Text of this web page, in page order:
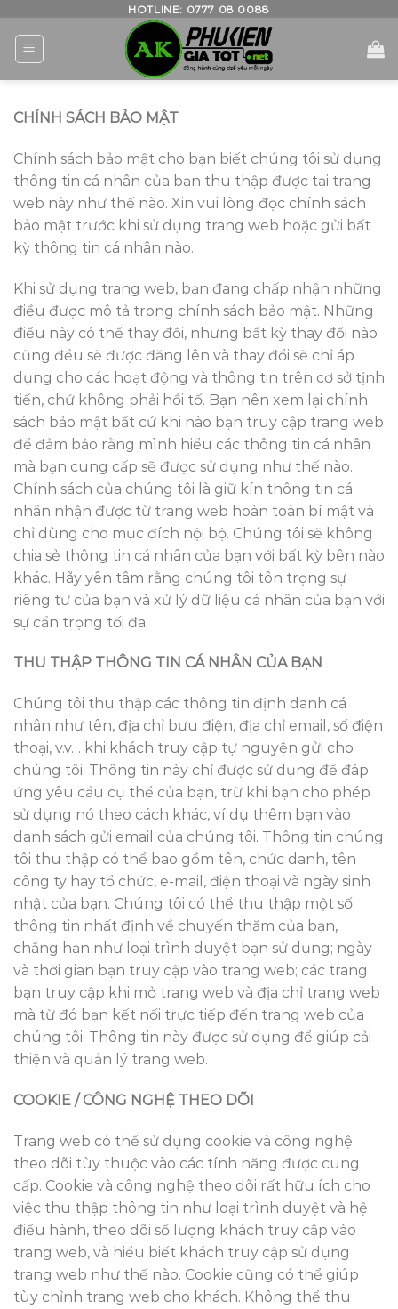
content
HOTLINE: 0777 08 0088
CHÍNH SÁCH BẢO MẬT
Chính sách bảo mật cho bạn biết chúng tôi sử dụng
thông tin cá nhân của bạn thu thập được tại trang
web này như thế nào. Xin vui lòng đọc chính sách
bảo mật trước khi sử dụng trang web hoặc gửi bất
kỳ thông tin cá nhân nào.
Khi sử dụng trang web, bạn đang chấp nhận những
điều được mô tả trong chính sách bảo mật. Những
điều này có thể thay đổi, nhưng bất kỳ thay đổi nào
cũng đều sẽ được đăng lên và thay đổi sẽ chỉ áp
dụng cho các hoạt động và thông tin trên cơ sở tịnh
tiến, chứ không phải hồi tố. Bạn nên xem lại chính
sách bảo mật bất cứ khi nào bạn truy cập trang web
để đảm bảo rằng mình hiểu các thông tin cá nhân
mà bạn cung cấp sẽ được sử dụng như thế nào.
Chính sách của chúng tôi là giữ kín thông tin cá
nhân nhận được từ trang web hoàn toàn bí mật và
chỉ dùng cho mục đích nội bộ. Chúng tôi sẽ không
chia sẻ thông tin cá nhân của bạn với bất kỳ bên nào
khác. Hãy yên tâm rằng chúng tôi tôn trọng sự
riêng tư của bạn và xử lý dữ liệu cá nhân của bạn với
sự cẩn trọng tối đa.
THU THẬP THÔNG TIN CÁ NHÂN CỦA BẠN
Chúng tôi thu thập các thông tin định danh cá
nhân như tên, địa chỉ bưu điện, địa chỉ email, số điện
thoại, v.v… khi khách truy cập tự nguyện gửi cho
chúng tôi. Thông tin này chỉ được sử dụng để đáp
ứng yêu cầu cụ thể của bạn, trừ khi bạn cho phép
sử dụng nó theo cách khác, ví dụ thêm bạn vào
danh sách gửi email của chúng tôi. Thông tin chúng
tôi thu thập có thể bao gồm tên, chức danh, tên
công ty hay tổ chức, e-mail, điện thoại và ngày sinh
nhật của bạn. Chúng tôi có thể thu thập một số
thông tin nhất định về chuyến thăm của bạn,
chẳng hạn như loại trình duyệt bạn sử dụng; ngày
và thời gian bạn truy cập vào trang web; các trang
bạn truy cập khi mở trang web và địa chỉ trang web
mà từ đó bạn kết nối trực tiếp đến trang web của
chúng tôi. Thông tin này được sử dụng để giúp cải
thiện và quản lý trang web.
COOKIE / CÔNG NGHỆ THEO DÕI
Trang web có thể sử dụng cookie và công nghệ
theo dõi tùy thuộc vào các tính năng được cung
cấp. Cookie và công nghệ theo dõi rất hữu ích cho
việc thu thập thông tin như loại trình duyệt và hệ
điều hành, theo dõi số lượng khách truy cập vào
trang web, và hiểu biết khách truy cập sử dụng
trang web như thế nào. Cookie cũng có thể giúp
tùy chỉnh trang web cho khách. Không thể thu